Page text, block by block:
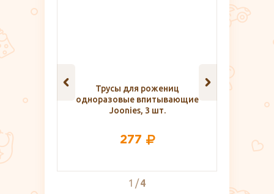
Набор одежды для
новорожденного в роддом
3 790
2 4